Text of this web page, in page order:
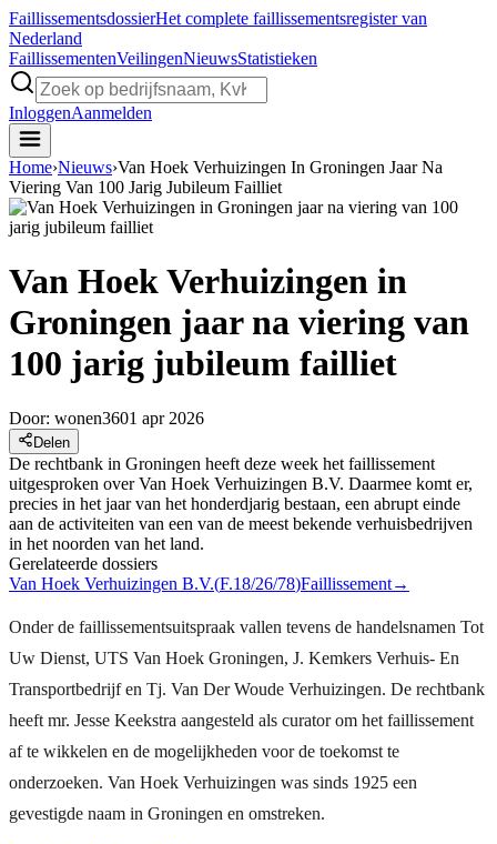
FaillissementsdossierHet complete faillissementsregister van
Nederland
FaillissementenVeilingenNieuwsStatistieken
InloggenAanmelden
Home›Nieuws›Van Hoek Verhuizingen In Groningen Jaar Na
Viering Van 100 Jarig Jubileum Failliet
Van Hoek Verhuizingen in
Groningen jaar na viering van
100 jarig jubileum failliet
Door: wonen3601 apr 2026
Delen
De rechtbank in Groningen heeft deze week het faillissement
uitgesproken over Van Hoek Verhuizingen B.V. Daarmee komt er,
precies in het jaar van het honderdjarig bestaan, een abrupt einde
aan de activiteiten van een van de meest bekende verhuisbedrijven
in het noorden van het land.
Gerelateerde dossiers
Van Hoek Verhuizingen B.V.(F.18/26/78)Faillissement→
Onder de faillissementsuitspraak vallen tevens de handelsnamen Tot
Uw Dienst, UTS Van Hoek Groningen, J. Kemkers Verhuis- En
Transportbedrijf en Tj. Van Der Woude Verhuizingen. De rechtbank
heeft mr. Jesse Keekstra aangesteld als curator om het faillissement
af te wikkelen en de mogelijkheden voor de toekomst te
onderzoeken. Van Hoek Verhuizingen was sinds 1925 een
gevestigde naam in Groningen en omstreken.